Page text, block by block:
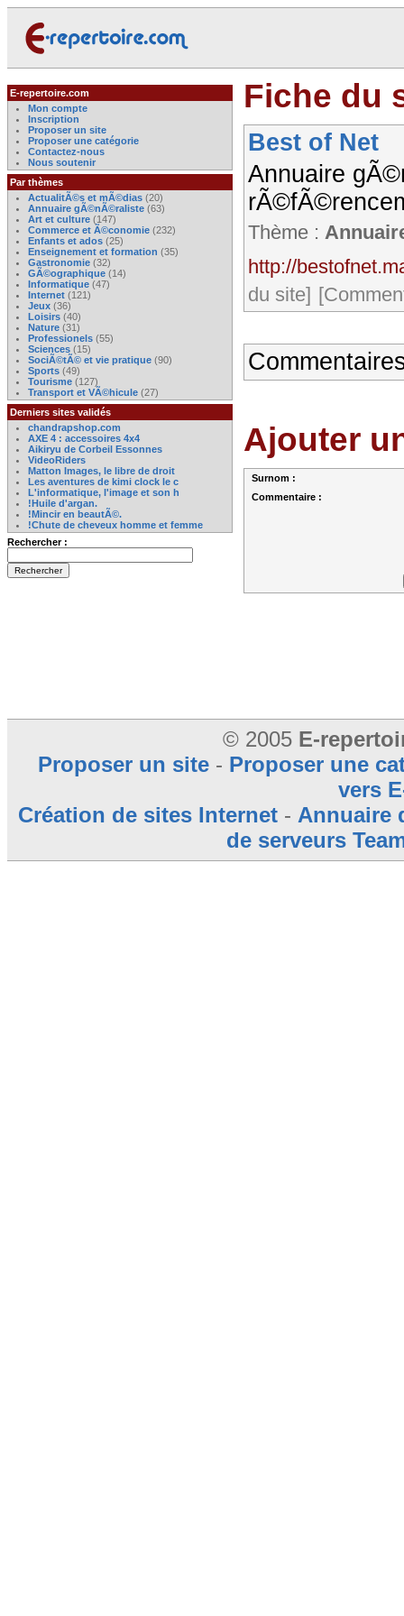
E-repertoire.com
Mon compte
Inscription
Proposer un site
Proposer une catégorie
Contactez-nous
Nous soutenir
Par thèmes
ActualitÃ©s et mÃ©dias (20)
Annuaire gÃ©nÃ©raliste (63)
Art et culture (147)
Commerce et Ã©conomie (232)
Enfants et ados (25)
Enseignement et formation (35)
Gastronomie (32)
GÃ©ographique (14)
Informatique (47)
Internet (121)
Jeux (36)
Loisirs (40)
Nature (31)
Professionels (55)
Sciences (15)
SociÃ©tÃ© et vie pratique (90)
Sports (49)
Tourisme (127)
Transport et VÃ©hicule (27)
Derniers sites validés
chandrapshop.com
AXE 4 : accessoires 4x4
Aikiryu de Corbeil Essonnes
VideoRiders
Matton Images, le libre de droit
Les aventures de kimi clock le c
L'informatique, l'image et son h
!Huile d'argan.
!Mincir en beautÃ©.
!Chute de cheveux homme et femme
Rechercher :
Fiche du
Best of Net
Annuaire
Thème :
http://
du site]
Ajouter
Surnom :
Commentaire :
© 2005 E-
Proposer un site - Proposer une
vers
Création de sites Internet - Annuaire
de serveurs